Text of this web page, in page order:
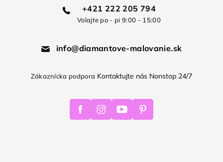
+421 222 205 794
Volajte po - pi 9:00 - 15:00
info@diamantove-malovanie.sk
Zákaznícka podpora Kontaktujte nás Nonstop 24/7
FacebookInstagramYoutube Pinterest